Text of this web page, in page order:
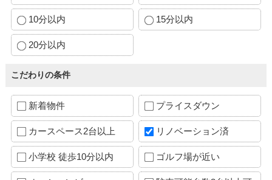
10分以内 15分以内
20分以内
こだわりの条件
新着物件 プライスダウン
カースペース2台以上 リノベーション済
小学校 徒歩10分以内 ゴルフ場が近い